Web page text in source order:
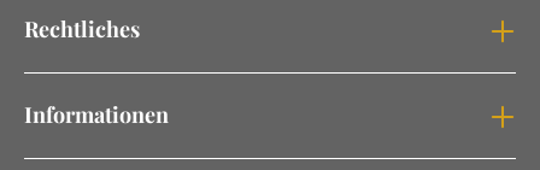
Rechtliches
Informationen